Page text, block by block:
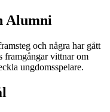
Alumni
och några har gått
framgångar vittnar om
ungdomsspelare.